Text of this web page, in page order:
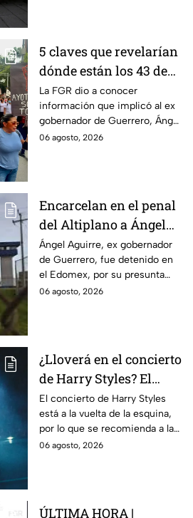
5 claves que revelarían
dónde están los 43 de
Ayotzinapa tras
captura de Ángel
Aguirre, ex gobernador
de Guerrero
La FGR dio a conocer
información que implicó al ex
gobernador de Guerrero, Ángel
Aguirre, quien fue detenido
06 agosto, 2026
Encarcelan en el penal
del Altiplano a Ángel
Aguirre, ex gobernador
de Guerrero por caso
Ayotzinapa
Ángel Aguirre, ex gobernador
de Guerrero, fue detenido en
el Edomex, por su presunta
participación en la
06 agosto, 2026
¿Lloverá en el concierto
de Harry Styles? El
pronóstico del clima
para este viernes en
CDMX
El concierto de Harry Styles
está a la vuelta de la esquina,
por lo que se recomienda a las
y los fanáticos revisar el clima
06 agosto, 2026
ÚLTIMA HORA |